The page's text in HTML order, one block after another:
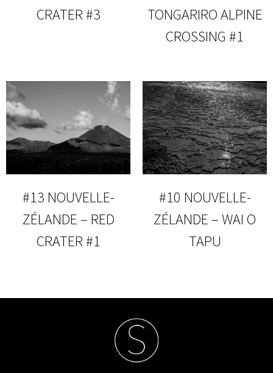
CRATER #3
TONGARIRO ALPINE
CROSSING #1
#13 NOUVELLE-
ZÉLANDE – RED
CRATER #1
#10 NOUVELLE-
ZÉLANDE – WAI O
TAPU